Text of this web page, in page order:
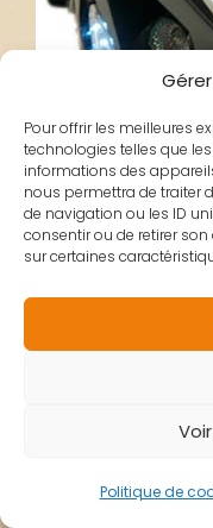
Pour offrir les meilleures
technologies telles que
informations des
nous permettra de traiter
de navigation ou les ID
consentir ou de retirer
sur certaines
Politique de